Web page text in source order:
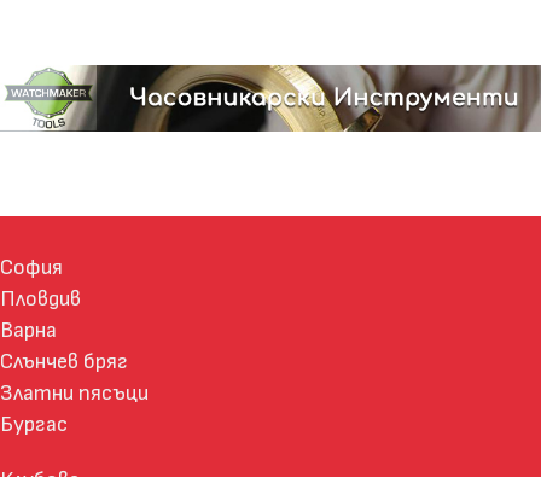
София
Пловдив
Варна
Слънчев бряг
Златни пясъци
Бургас